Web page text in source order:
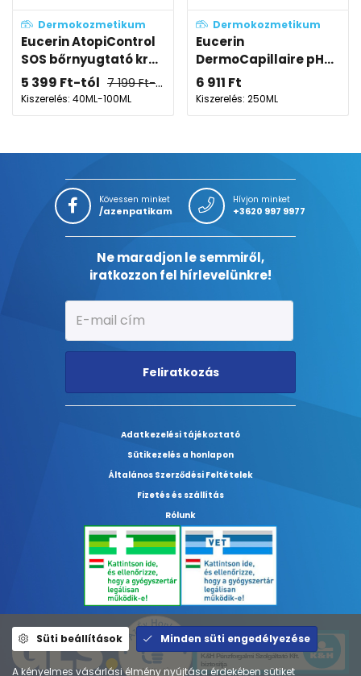
Dermokozmetikum
Eucerin AtopiControl
SOS bőrnyugtató kr...
5 399 Ft-tól 7 199Ft-tól
Kiszerelés: 40ML-100ML
Dermokozmetikum
Eucerin
DermoCapillaire pH...
6 911 Ft
Kiszerelés: 250ML
Kövessen minket
/azenpatikam
Hívjon minket
+3620 997 9977
Ne maradjon le semmiről,
iratkozzon fel hírlevelünkre!
Feliratkozás
Adatkezelési tájékoztató
Sütikezelés a honlapon
Általános Szerződési Feltételek
Fizetés és szállítás
Rólunk
Süti beállítások Minden süti engedélyezése
A kényelmes vásárlási élmény nyújtása érdekében sütiket